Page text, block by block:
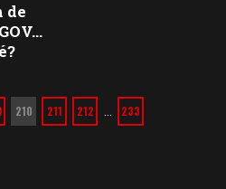
de
210 211 212 233